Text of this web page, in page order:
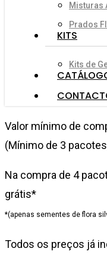
Misturas
Prados
KITS
Kits de
Valor mínimo de
(Mínimo de 3
Na compra de 4
grátis*
*(apenas sementes de flora
Todos os preços já